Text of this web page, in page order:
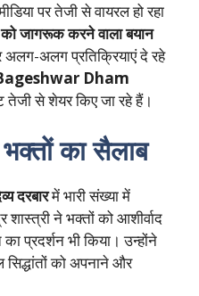
पर तेजी से वायरल हो रहा
जागरूक करने वाला बयान
अलग प्रतिक्रियाएं दे रहे
Dham
तेजी से शेयर किए जा रहे हैं।
का सैलाब
दरबारमें भारी संख्या में
शास्त्री ने भक्तों को आशीर्वाद
प्रदर्शन भी किया। उन्होंने
सिद्धांतों को अपनाने और